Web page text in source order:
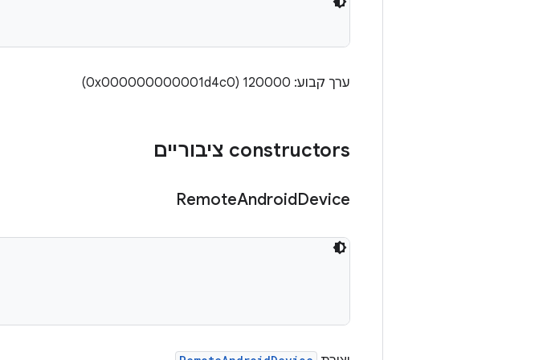
ערך קבוע: 120000 (0x000000000001d4c0)
‫constructors ציבוריים
RemoteAndroidDevice